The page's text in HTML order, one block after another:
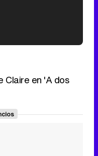
Claire en 'A dos